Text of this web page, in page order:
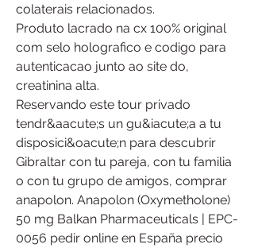
colaterais relacionados.
Produto lacrado na cx 100% original
com selo holografico e codigo para
autenticacao junto ao site do,
creatinina alta.
Reservando este tour privado
tendr&aacute;s un gu&iacute;a a tu
disposici&oacute;n para descubrir
Gibraltar con tu pareja, con tu familia
o con tu grupo de amigos, comprar
anapolon. Anapolon (Oxymetholone)
50 mg Balkan Pharmaceuticals | EPC-
0056 pedir online en España precio